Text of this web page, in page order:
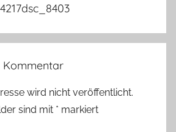
Kommentar
wird nicht veröffentlicht.
sind mit * markiert